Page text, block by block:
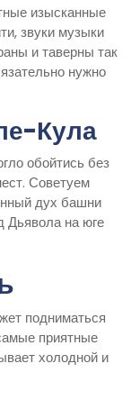
изысканные
звуки музыки
и таверны так
нужно
Кула
обойтись без
Советуем
дух башни
Дьявола на юге
подниматься
приятные
холодной и